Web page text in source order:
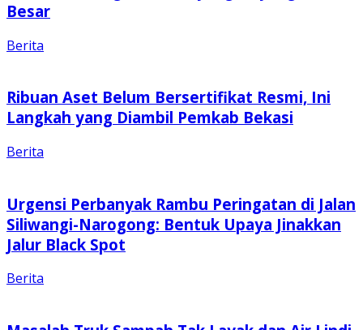
Besar
Berita
Ribuan Aset Belum Bersertifikat Resmi, Ini
Langkah yang Diambil Pemkab Bekasi
Berita
Urgensi Perbanyak Rambu Peringatan di Jalan
Siliwangi-Narogong: Bentuk Upaya Jinakkan
Jalur Black Spot
Berita